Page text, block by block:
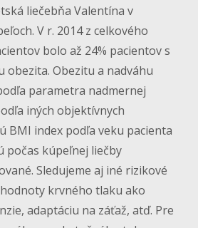
liečebňa Valentína v
V r. 2014 z celkového
bolo až 24% pacientov s
obezita. Obezitu a nadváhu
parametra nadmernej
iných objektívnych
BMI index podľa veku pacienta
počas kúpeľnej liečby
Sledujeme aj iné rizikové
krvného tlaku ako
adaptáciu na záťaž, atď. Pre